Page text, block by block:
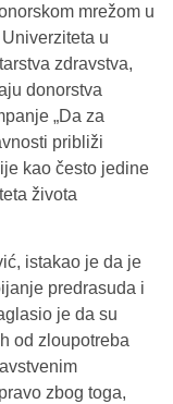
mrežom u
u
zdravstva,
donorstva
„Da za
približi
kao često jedine
života
istakao je da je
predrasuda i
je da su
od zloupotreba
zbog toga,